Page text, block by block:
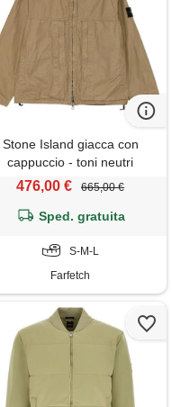
Stone Island giacca con
cappuccio - toni neutri
476,00 € 665,00 €
Sped. gratuita
S-M-L
Farfetch